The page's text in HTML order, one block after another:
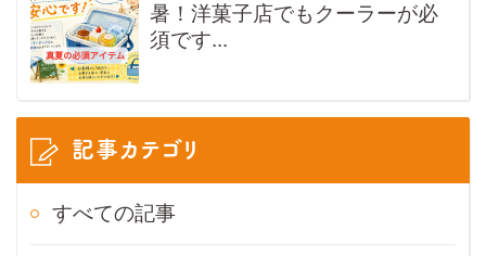
暑！洋菓子店でもクーラーが必
須です...
記事カテゴリ
すべての記事